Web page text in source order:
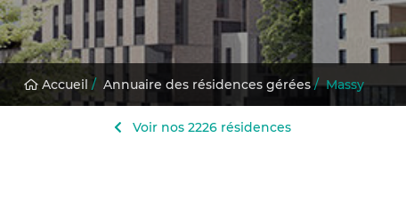
Accueil / Annuaire des résidences gérées / Massy
Voir nos 2226 résidences